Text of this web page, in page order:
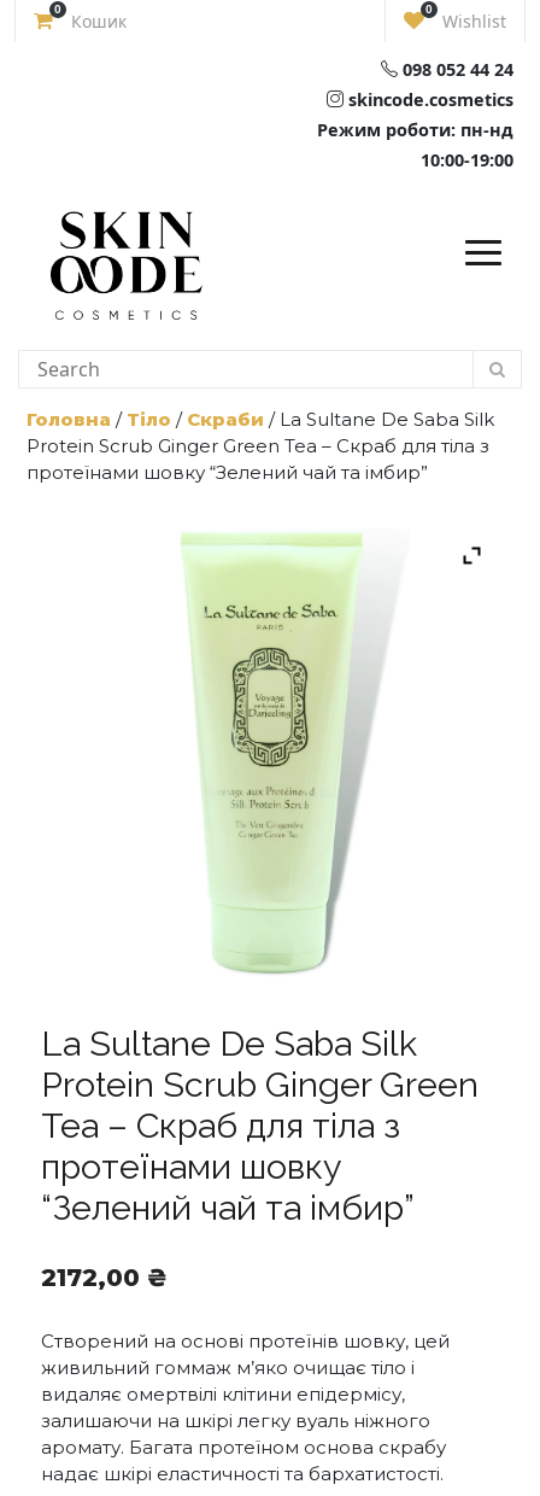
Skip
0
Кошик
0
Wishlist
098 052 44 24
skincode.cosmetics
Режим роботи: пн-нд
10:00-19:00
Головна / Тіло / Скраби / La Sultane De Saba Silk
Protein Scrub Ginger Green Tea – Скраб для тіла з
протеїнами шовку “Зелений чай та імбир”
La Sultane De Saba Silk
Protein Scrub Ginger Green
Tea – Скраб для тіла з
протеїнами шовку
“Зелений чай та імбир”
2172,00 ₴
Створений на основі протеїнів шовку, цей
живильний гоммаж м’яко очищає тіло і
видаляє омертвілі клітини епідермісу,
залишаючи на шкірі легку вуаль ніжного
аромату. Багата протеїном основа скрабу
надає шкірі еластичності та бархатистості.